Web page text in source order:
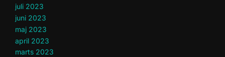
juli 2023
juni 2023
maj 2023
april 2023
marts 2023